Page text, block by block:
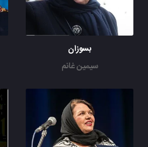
بسوزان
سیمین غانم